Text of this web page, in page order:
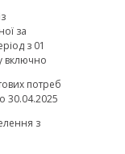
за
з 01
включно
потреб
30.04.2025
з